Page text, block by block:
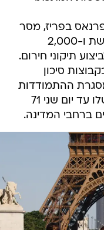
בפריז, מסר
כי 3,500 עובדים גויסו לניטור הרשת ו-2,000
תיקוני חירום.
סיכון
ההתמודדות
עם תנאי מזג האוויר החריגים, בוטלו עד יום שני 71
ברחבי המדינה.